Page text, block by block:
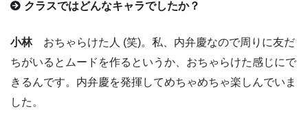
クラスではどんなキャラでしたか？
小林おちゃらけた人 (笑)。私、内弁慶なので周りに友だ
ちがいるとムードを作るというか、おちゃらけた感じにで
きるんです。内弁慶を発揮してめちゃめちゃ楽しんでいま
した。